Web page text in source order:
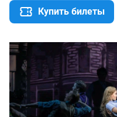
Купить билеты